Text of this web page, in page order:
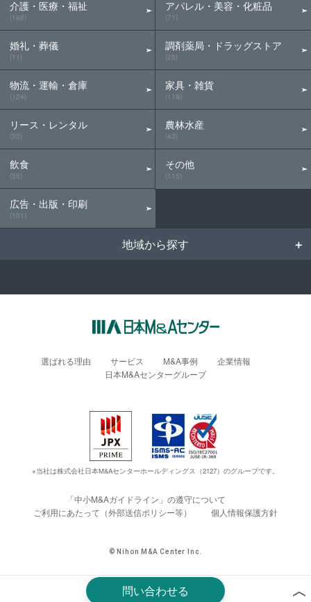
介護・医療・福祉
(168)
婚礼・葬儀
(11)
物流・運輸・倉庫
(124)
リース・レンタル
(30)
飲食
(56)
広告・出版・印刷
(101)
アパレル・美容・化粧品
(71)
調剤薬局・ドラッグストア
(25)
家具・雑貨
(119)
農林水産
(43)
その他
(115)
地域から探す
選ばれる理由 サービス M&A事例
企業情報
日本M&Aセンターグループ
※当社は株式会社日本M&Aセンターホールディングス（2127）のグループです。
「中小M&Aガイドライン」の遵守について
ご利用にあたって（外部送信ポリシー等）
個人情報保護方針
© Nihon M&A Center Inc.
問い合わせる